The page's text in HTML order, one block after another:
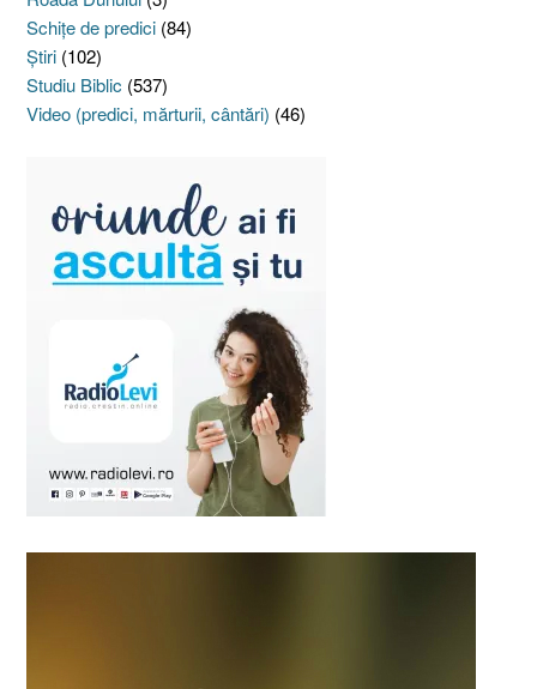
Schiţe de predici (84)
Ştiri (102)
Studiu Biblic (537)
Video (predici, mărturii, cântări) (46)